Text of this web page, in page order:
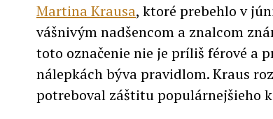
Martina Krausa, ktoré prebehlo v
vášnivým nadšencom a znalcom
toto označenie nie je príliš férové a
nálepkách býva pravidlom. Kraus
potreboval záštitu populárnejšieho